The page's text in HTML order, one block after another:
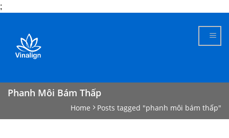
;
content
Phanh Môi Bám Thấp
Home Posts tagged "phanh môi bám thấp"